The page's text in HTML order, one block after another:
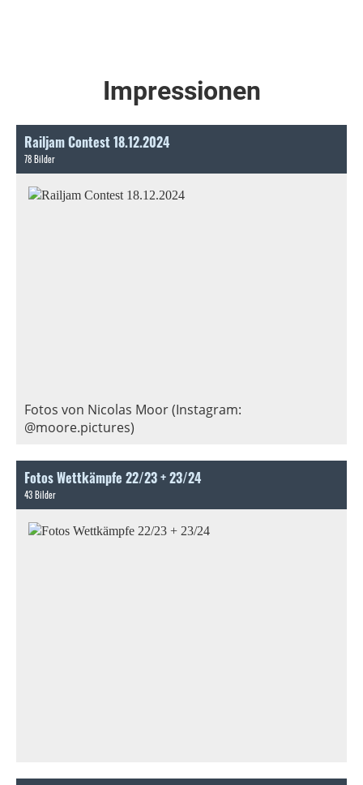
Impressionen
Railjam Contest 18.12.2024
78 Bilder
Fotos von Nicolas Moor (Instagram:
@moore.pictures)
Fotos Wettkämpfe 22/23 + 23/24
43 Bilder